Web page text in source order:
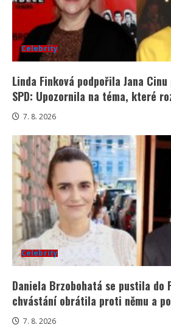
Celebrity
Linda Finková podpořila Jana
SPD: Upozornila na téma, které
7. 8. 2026
Celebrity
Daniela Brzobohatá se pustila do
chvástání obrátila proti němu a
7. 8. 2026